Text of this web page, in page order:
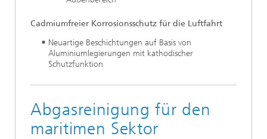
Cadmiumfreier Korrosionsschutz für die Luftfahrt
Neuartige Beschichtungen auf Basis von
Aluminiumlegierungen mit kathodischer
Schutzfunktion
Abgasreinigung für den
maritimen Sektor